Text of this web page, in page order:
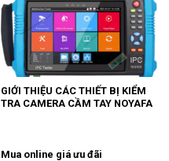
GIỚI THIỆU CÁC THIẾT BỊ KIỂM
TRA CAMERA CẦM TAY NOYAFA
Mua online giá ưu đãi